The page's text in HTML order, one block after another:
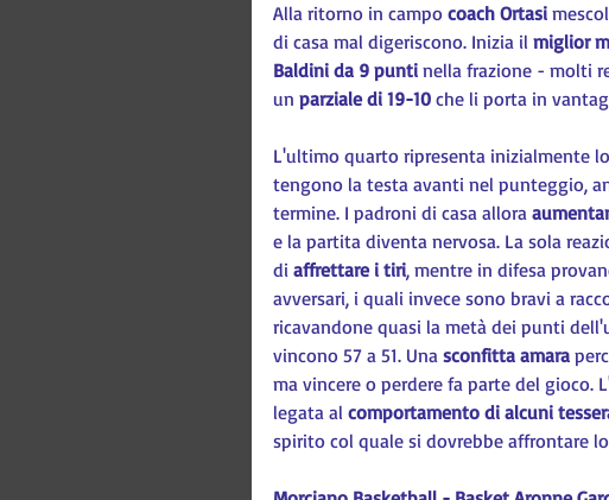
Alla ritorno in campo coach Ortasi
di casa mal digeriscono. Inizia il miglior
Baldini da 9 punti nella frazione - molti
un parziale di 19-10 che li porta in
L'ultimo quarto ripresenta inizialmente lo
tengono la testa avanti nel punteggio,
termine. I padroni di casa allora
e la partita diventa nervosa. La sola
di affrettare i tiri, mentre in difesa
avversari, i quali invece sono bravi a
ricavandone quasi la metà dei punti
vincono 57 a 51. Una sconfitta amara
ma vincere o perdere fa parte del gioco.
legata al comportamento di alcuni
spirito col quale si dovrebbe affrontare